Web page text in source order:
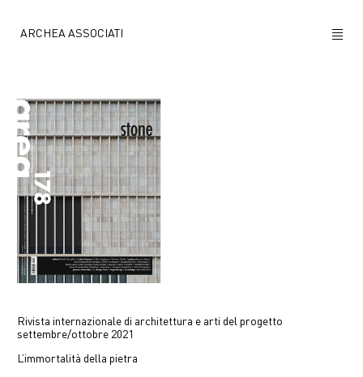
ARCHEA ASSOCIATI
PROGETTI
CONTATTI
Rivista internazionale di architettura e arti del progetto
settembre/ottobre 2021
L’immortalità della pietra